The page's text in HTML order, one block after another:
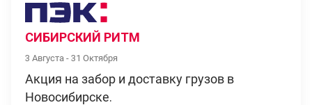
СИБИРСКИЙ РИТМ
3 Августа - 31 Октября
Акция на забор и доставку грузов в
Новосибирске.